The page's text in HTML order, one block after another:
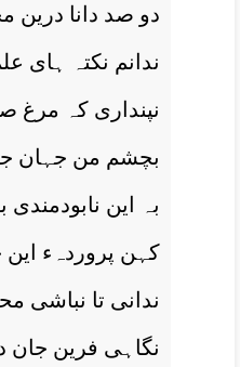
دو صد دانا
ندانم نکتہ ہای
نپنداری کہ مرغ
بچشم من جہان
بہ این نابودمندی
کہن پروردہء این
ندانی تا نباشی
نگاہی فرین جان